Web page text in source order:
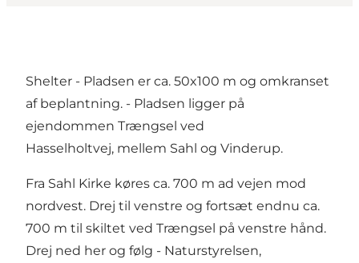
Shelter - Pladsen er ca. 50x100 m og omkranset
af beplantning. - Pladsen ligger på
ejendommen Trængsel ved
Hasselholtvej, mellem Sahl og Vinderup.
Fra Sahl Kirke køres ca. 700 m ad vejen mod
nordvest. Drej til venstre og fortsæt endnu ca.
700 m til skiltet ved Trængsel på venstre hånd.
Drej ned her og følg - Naturstyrelsen,